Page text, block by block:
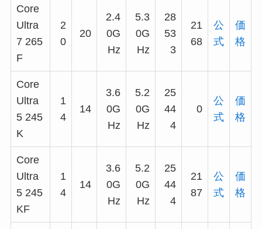
Core
Ultra
7 265
F
2
0
20
2.4
0G
Hz
5.3
0G
Hz
28
53
3
21
68
公
式
価
格
Core
Ultra
5 245
K
1
4
14
3.6
0G
Hz
5.2
0G
Hz
25
44
4
0
公
式
価
格
Core
Ultra
5 245
KF
1
4
14
3.6
0G
Hz
5.2
0G
Hz
25
44
4
21
87
公
式
価
格